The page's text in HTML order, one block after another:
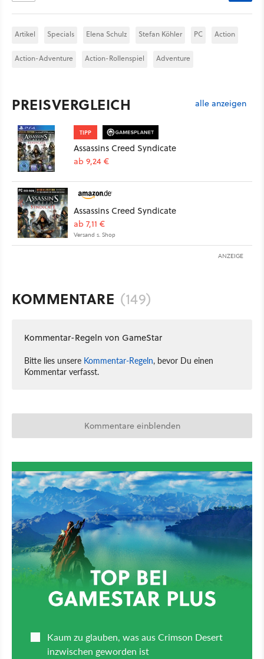
Artikel Specials Elena Schulz Stefan Köhler PC Action
Action-Adventure Action-Rollenspiel Adventure
PREISVERGLEICH alle anzeigen
TIPP
Assassins Creed Syndicate
ab 9,24 €
Assassins Creed Syndicate
ab 7,11 €
Versand s. Shop
ANZEIGE
KOMMENTARE (149)
Kommentar-Regeln von GameStar
Bitte lies unsere Kommentar-Regeln, bevor Du einen
Kommentar verfasst.
Kommentare einblenden